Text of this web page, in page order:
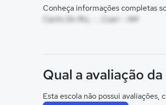
Conheça informações completas
Canto Do Rio, - , Coari - AM
Qual a avaliação
Esta escola não possui avaliações,